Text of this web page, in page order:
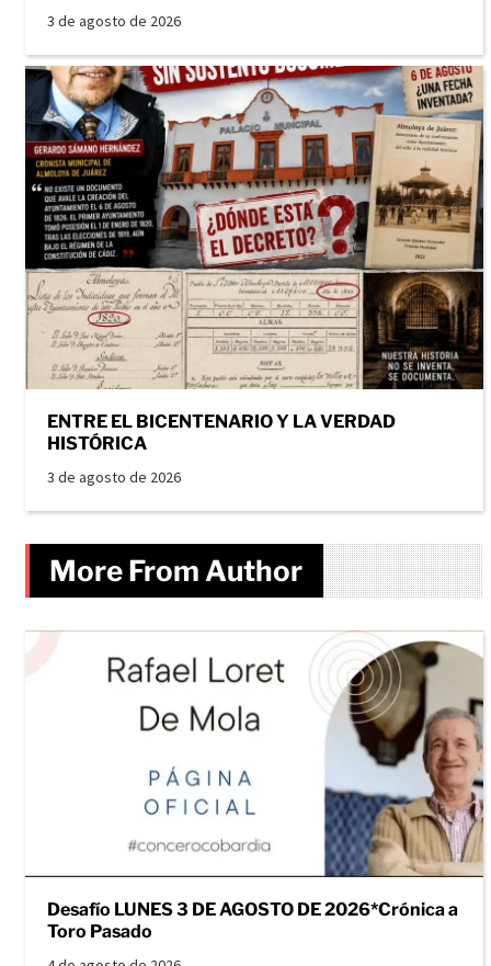
3 de agosto de 2026
ENTRE EL BICENTENARIO Y LA VERDAD
HISTÓRICA
3 de agosto de 2026
More From Author
Desafío LUNES 3 DE AGOSTO DE 2026*Crónica a
Toro Pasado